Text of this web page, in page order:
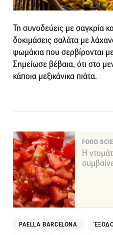
Τη συνοδεύεις με σαγκρία
δοκιμάσεις σαλάτα με
ψωμάκια που σερβίρονται
Σημείωσε βέβαια, ότι στο
κάποια μεξικάνικα πιάτα.
FOOD
Η
PAELLA BARCELONA